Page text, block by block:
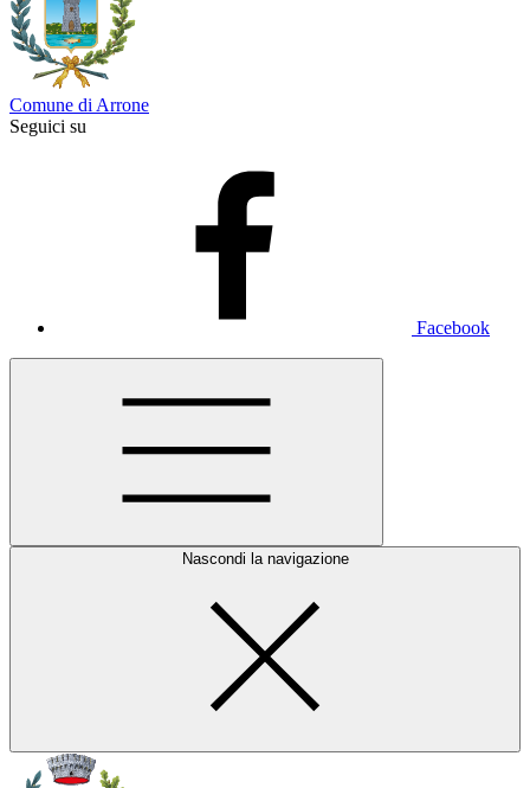
Comune di Arrone
Seguici su
Facebook
Nascondi la navigazione